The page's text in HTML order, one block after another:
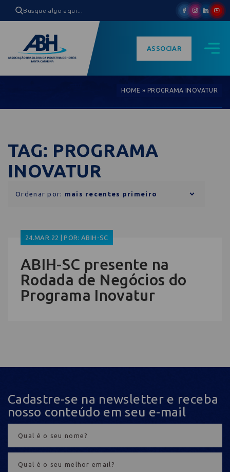
ASSOCIAR
HOME » PROGRAMA INOVATUR
TAG: PROGRAMA
INOVATUR
Ordenar por:
24.MAR.22 | POR: ABIH-SC
ABIH-SC presente na
Rodada de Negócios do
Programa Inovatur
Cadastre-se na newsletter e receba
nosso conteúdo em seu e-mail